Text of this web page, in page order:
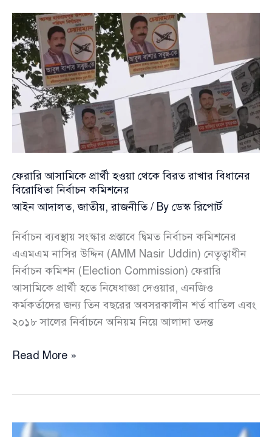
হলো
ঘোড়া
জবাই
এবং
মাংস
বিক্রি
ফেরারি আসামিকে প্রার্থী হওয়া থেকে বিরত রাখার বিধানের
বিরোধিতা নির্বাচন কমিশনের
আইন আদালত,জাতীয়,রাজনীতি/ By ডেস্ক রিপোর্ট
নির্বাচন ব্যবস্থায় সংস্কার প্রস্তাবে দ্বিমত নির্বাচন কমিশনের
এএমএম নাসির উদ্দিন (AMM Nasir Uddin) নেতৃত্বাধীন
নির্বাচন কমিশন (Election Commission) ফেরারি
আসামিকে প্রার্থী হতে নিষেধাজ্ঞা দেওয়ার, এনজিও
কর্মকর্তাদের জন্য তিন বছরের অবসরকালীন শর্ত বাতিল এবং
২০১৮ সালের নির্বাচনে অনিয়ম নিয়ে আলাদা তদন্ত
ফেরারি
থেকে
Read More »